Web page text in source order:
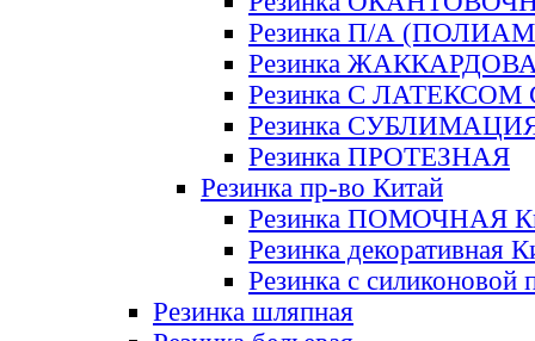
Резинка П/А
Резинка
Резинка С ЛАТЕКСОМ
Резинка
Резинка ПРОТЕЗНАЯ
Резинка пр-во Китай
Резинка ПОМОЧНАЯ
Резинка декоративная
Резинка с силиконовой
Резинка шляпная